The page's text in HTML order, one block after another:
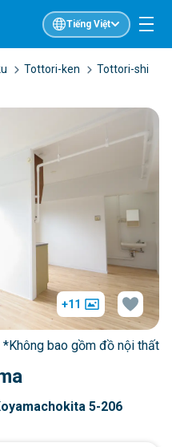
Tiếng Việt
Tottori-ken
Tottori-shi
5-206
+11
*Không bao gồm đồ nội thất